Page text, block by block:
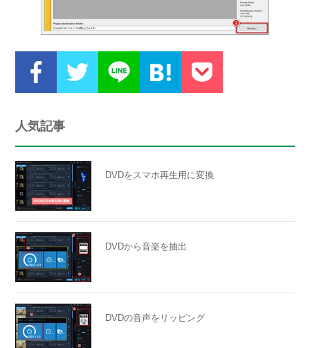
人気記事
DVDをスマホ再生用に変換
DVDから音楽を抽出
DVDの音声をリッピング